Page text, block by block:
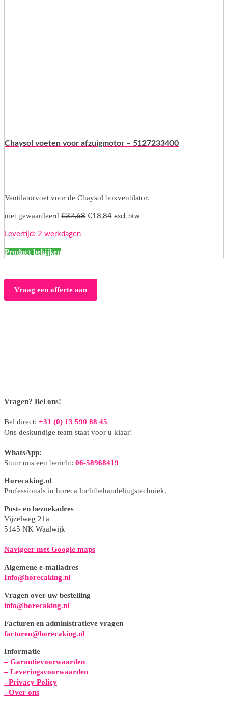
Chaysol voeten voor afzuigmotor – 5127233400
Ventilatorvoet voor de Chaysol boxventilator.
niet gewaardeerd €37,68 Oorspronkelijke
€18,84Huidige
excl. btw
Levertijd: 2 werkdagen
Product bekijken
Vraag een offerte aan
Vragen? Bel ons!
Bel direct: +31 (0) 13 590 88 45
Ons deskundige team staat voor u klaar!
WhatsApp:
Stuur ons een bericht: 06-58968419
Horecaking.nl
Professionals in horeca luchtbehandelingstechniek.
Post- en bezoekadres
Vijzelweg 21a
5145 NK Waalwijk
Navigeer met Google maps
Algemene e-mailadres
Info@horecaking.nl
Vragen over uw bestelling
info@horecaking.nl
Facturen en administratieve vragen
facturen@horecaking.nl
Informatie
– Garantievoorwaarden
– Leveringsvoorwaarden
- Privacy Policy
- Over ons